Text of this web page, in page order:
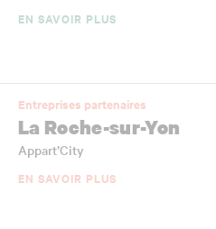
EN SAVOIR PLUS
Entreprises partenaires
La Roche-sur-Yon
Appart’City
EN SAVOIR PLUS